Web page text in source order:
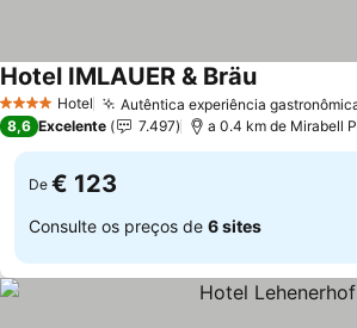
4 EstrelasHotel Autêntica experiência
Hotel IMLAUER & BräuVer preços
8,6 Excelente 7.497 a 0.4 km de Mirabell
De € 123
Consulte os preços de 6 sites